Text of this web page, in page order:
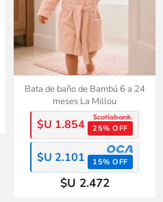
Bata de baño de Bambú 6 a 24
meses La Millou
$U 1.854 25% OFF
$U 2.101 15% OFF
$U 2.472